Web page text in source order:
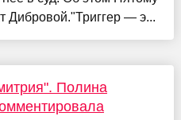
Дибровой."Триггер — э...
Полина